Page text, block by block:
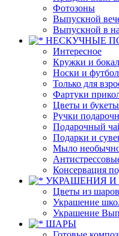
Фотозоны
Выпускной
Выпускной в
НЕСКУЧНЫЕ
Интересное
Кружки и
Носки и
Только для
Фартуки
Цветы и
Ручки
Подарочный
Подарки и
Мыло
Консервация
УКРАШЕНИЯ И
Цветы из шаров
Украшение
Украшение
ШАРЫ